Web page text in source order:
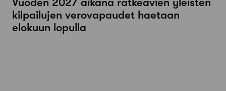
kilpailujen verovapaudet haetaan
elokuun lopulla